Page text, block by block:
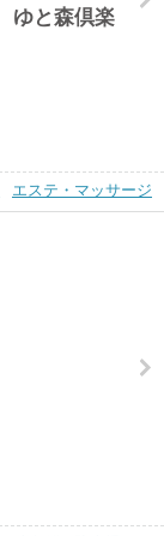
ゆと森倶楽
エステ・マッサージ